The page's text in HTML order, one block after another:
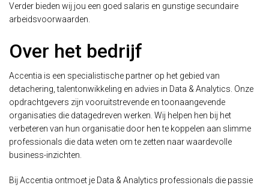
Verder bieden wij jou een goed salaris en gunstige secundaire
arbeidsvoorwaarden.
Over het bedrijf
Accentia is een specialistische partner op het gebied van
detachering, talentonwikkeling en advies in Data & Analytics. Onze
opdrachtgevers zijn vooruitstrevende en toonaangevende
organisaties die datagedreven werken. Wij helpen hen bij het
verbeteren van hun organisatie door hen te koppelen aan slimme
professionals die data weten om te zetten naar waardevolle
business-inzichten.
Bij Accentia ontmoet je Data & Analytics professionals die passie